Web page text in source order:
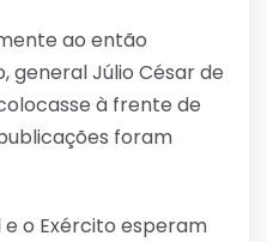
ao então
general Júlio César de
à frente de
foram
e o Exército esperam